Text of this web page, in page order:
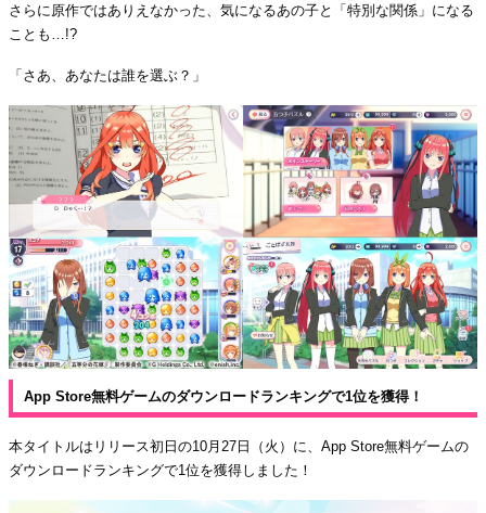
さらに原作ではありえなかった、気になるあの子と「特別な関係」になる
ことも…!?
「さあ、あなたは誰を選ぶ？」
App Store無料ゲームのダウンロードランキングで1位を獲得！
本タイトルはリリース初日の10月27日（火）に、App Store無料ゲームの
ダウンロードランキングで1位を獲得しました！